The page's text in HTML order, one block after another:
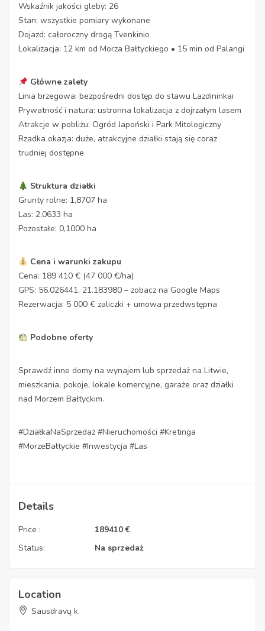
Wskaźnik jakości gleby: 26
Stan: wszystkie pomiary wykonane
Dojazd: całoroczny drogą Tvenkinio
Lokalizacja: 12 km od Morza Bałtyckiego • 15 min od Palangi
Główne zalety
Linia brzegowa: bezpośredni dostęp do stawu Lazdininkai
Prywatność i natura: ustronna lokalizacja z dojrzałym lasem
Atrakcje w pobliżu: Ogród Japoński i Park Mitologiczny
Rzadka okazja: duże, atrakcyjne działki stają się coraz
trudniej dostępne
Struktura działki
Grunty rolne: 1,8707 ha
Las: 2,0633 ha
Pozostałe: 0,1000 ha
Cena i warunki zakupu
Cena: 189 410 € (47 000 €/ha)
GPS: 56.026441, 21.183980 – zobacz na Google Maps
Rezerwacja: 5 000 € zaliczki + umowa przedwstępna
Podobne oferty
Sprawdź inne domy na wynajem lub sprzedaż na Litwie,
mieszkania, pokoje, lokale komercyjne, garaże oraz działki
nad Morzem Bałtyckim.
#DziałkaNaSprzedaż #Nieruchomości #Kretinga
#MorzeBałtyckie #Inwestycja #Las
Details
Price : 189410 €
Status:
Na sprzedaż
Location
Sausdravų k.